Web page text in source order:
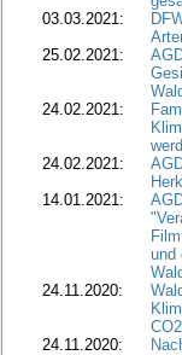
03.03.2021:
25.02.2021:
24.02.2021:
24.02.2021:
14.01.2021:
und
24.11.2020:
24.11.2020: